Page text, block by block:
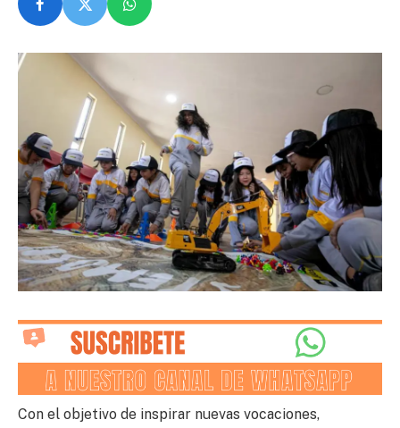
Con el objetivo de inspirar nuevas vocaciones,